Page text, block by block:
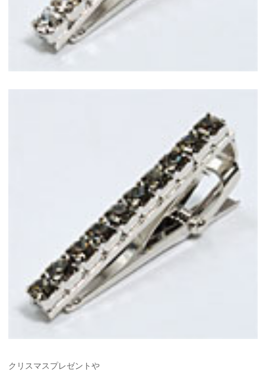
クリスマスプレゼントや